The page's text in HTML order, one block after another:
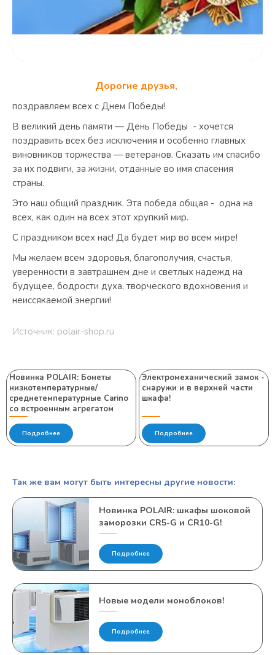
Дорогие друзья,
поздравляем всех с Днем Победы!
В великий день памяти — День Победы - хочется
поздравить всех без исключения и особенно главных
виновников торжества — ветеранов. Сказать им спасибо
за их подвиги, за жизни, отданные во имя спасения
страны.
Это наш общий праздник. Эта победа общая - одна на
всех, как один на всех этот хрупкий мир.
С праздником всех нас! Да будет мир во всем мире!
Мы желаем всем здоровья, благополучия, счастья,
уверенности в завтрашнем дне и светлых надежд на
будущее, бодрости духа, творческого вдохновения и
неиссякаемой энергии!
Источник: polair-shop.ru
Новинка POLAIR: Бонеты
низкотемпературные/
среднетемпературные Carino
со встроенным агрегатом
Подробнее
Электромеханический замок -
снаружи и в верхней части
шкафа!
Подробнее
Так же вам могут быть интересны другие новости:
Новинка POLAIR: шкафы шоковой
заморозки CR5-G и CR10-G!
Подробнее
Новые модели моноблоков!
Подробнее